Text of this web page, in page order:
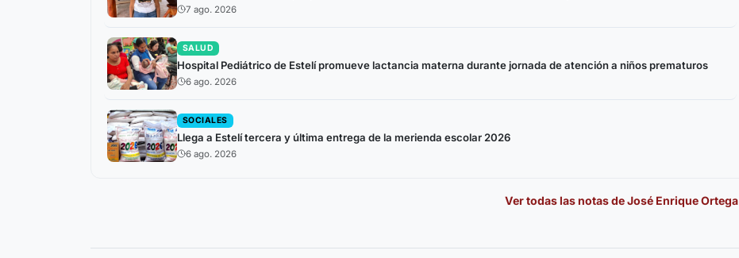
7 ago. 2026
SALUD
Hospital Pediátrico de Estelí promueve lactancia materna durante jornada de atención a niños prematuros
6 ago. 2026
SOCIALES
Llega a Estelí tercera y última entrega de la merienda escolar 2026
6 ago. 2026
Ver todas las notas deJosé Enrique Ortega